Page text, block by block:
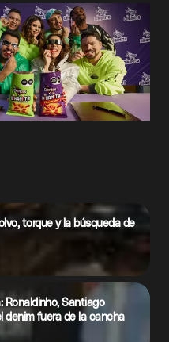
torque y la búsqueda de
Ronaldinho, Santiago
denim fuera de la cancha